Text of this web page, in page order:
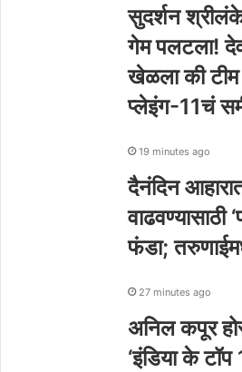
सुदर्शन
गेम पलटला!
खेळला की टीम
प्लेइंग-11चं
19 minutes ago
दैनंदिन
वाढवण्यासाठी
फंडा;
27 minutes ago
अनिल कपूर
‘इंडिया के टॉप